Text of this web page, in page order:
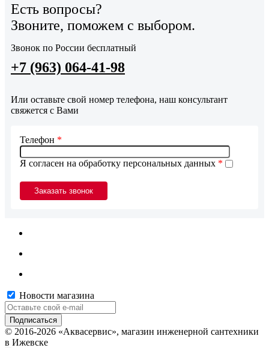
Есть вопросы?
Звоните, поможем с выбором.
Звонок по России бесплатный
+7 (963) 064-41-98
Или оставьте свой номер телефона, наш консультант
свяжется с Вами
Я согласен на обработку персональных данных *
Телефон *
Новости магазина
© 2016-2026 «Аквасервис», магазин инженерной сантехники
в Ижевске